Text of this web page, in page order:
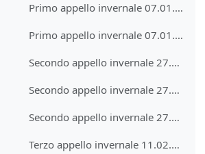
Primo appello invernale 07.01.2026 - Soluzioni
Primo appello invernale 07.01.2025 - Risultati
Secondo appello invernale 27.01.2025 - Testo
Secondo appello invernale 27.01.2025 - Soluzioni
Secondo appello invernale 27.01.2025 - Risultati
Terzo appello invernale 11.02.2026 - Testo